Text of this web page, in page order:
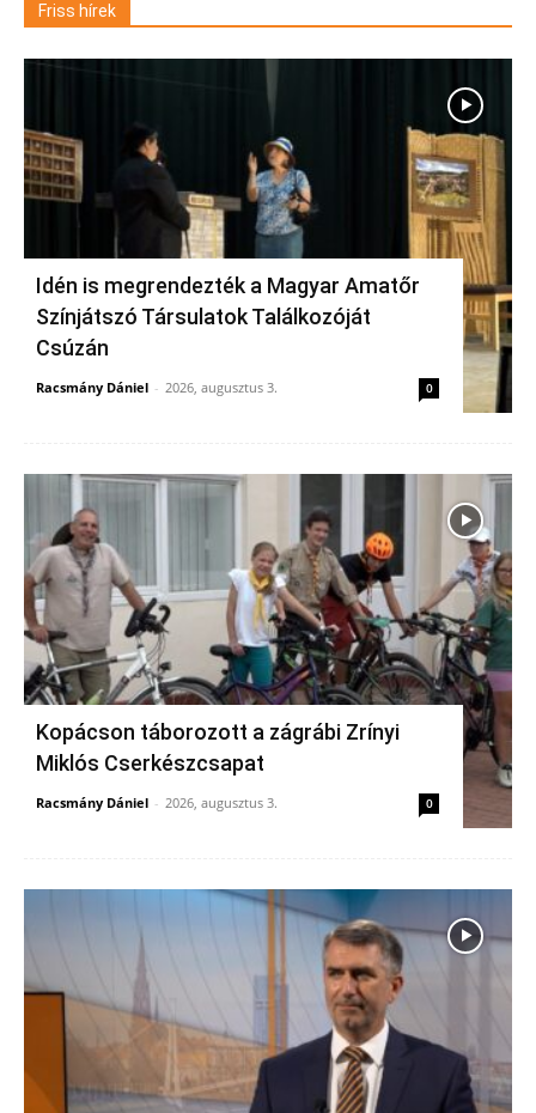
Friss hírek
Idén is megrendezték a Magyar Amatőr
Színjátszó Társulatok Találkozóját
Csúzán
Racsmány Dániel - 2026, augusztus 3. 0
Kopácson táborozott a zágrábi Zrínyi
Miklós Cserkészcsapat
Racsmány Dániel - 2026, augusztus 3. 0